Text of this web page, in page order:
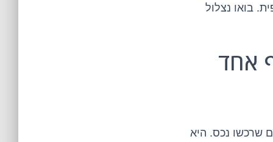
בואו נצלול
אחד
שרכשו נכס. היא